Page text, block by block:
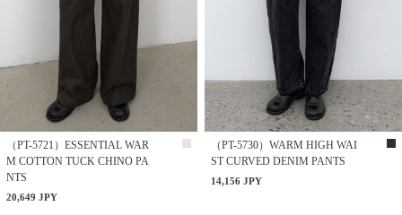
（PT-5721）ESSENTIAL WAR
M COTTON TUCK CHINO PA
NTS
20,649 JPY
（PT-5730）WARM HIGH WAI
ST CURVED DENIM PANTS
14,156 JPY